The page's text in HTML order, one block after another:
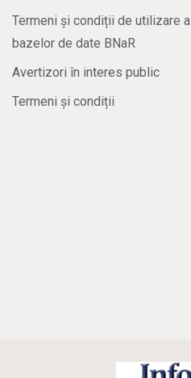
Termeni și condiții de utilizare a
bazelor de date BNaR
Avertizori în interes public
Termeni și condiții